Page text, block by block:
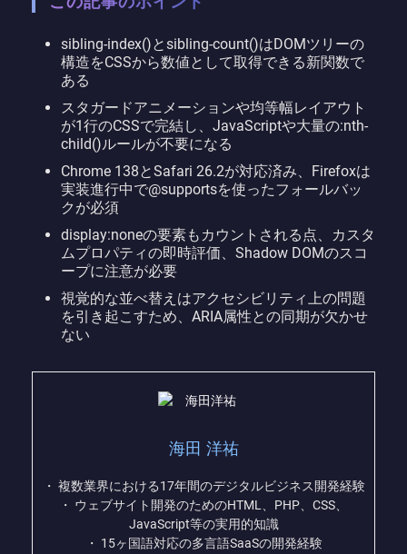
sibling-index()とsibling-count()はDOMツリーの
構造をCSSから数値として取得できる新関数で
ある
スタガードアニメーションや均等幅レイアウト
が1行のCSSで完結し、JavaScriptや大量の:nth-
child()ルールが不要になる
Chrome 138とSafari 26.2が対応済み、Firefoxは
実装進行中で@supportsを使ったフォールバッ
クが必須
display:noneの要素もカウントされる点、カスタ
ムプロパティの即時評価、Shadow DOMのスコ
ープに注意が必要
視覚的な並べ替えはアクセシビリティ上の問題
を引き起こすため、ARIA属性との同期が欠かせ
ない
海田 洋祐
・ 複数業界における17年間のデジタルビジネス開発経験
・ ウェブサイト開発のためのHTML、PHP、CSS、
JavaScript等の実用的知識
・ 15ヶ国語対応の多言語SaaSの開発経験